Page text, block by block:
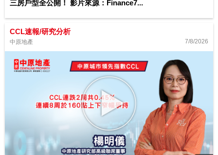
三房戶型全公開！ 影片來源：Finance7...
CCL速報/研究分析
中原地產 7/8/2026